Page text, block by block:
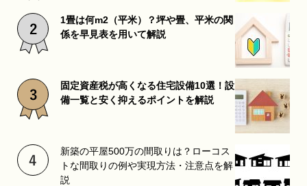
1畳は何m2（平米）？坪や畳、平米の関
係を早見表を用いて解説
固定資産税が高くなる住宅設備10選！設
備一覧と安く抑えるポイントを解説
新築の平屋500万の間取りは？ローコス
トな間取りの例や実現方法・注意点を解
説